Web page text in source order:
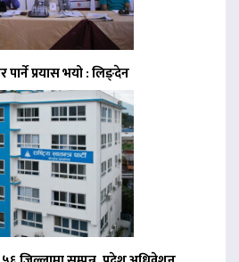
पार्ने प्रयास भयो : लिङ्देन